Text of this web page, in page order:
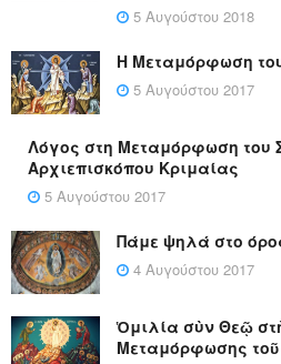
5 Αυγούστου 2018
Η Μεταμόρφωση
5 Αυγούστου 2017
Λόγος στη Μεταμόρφωση του
Αρχιεπισκόπου Κριμαίας
5 Αυγούστου 2017
Πάμε ψηλά στο
4 Αυγούστου 2017
Ὁμιλία σὺν Θεῷ
Μεταμόρφωσης τοῦ